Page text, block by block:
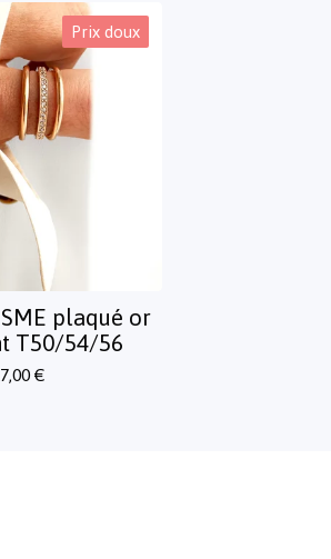
Prix doux
plaqué or
T50/54/56
€